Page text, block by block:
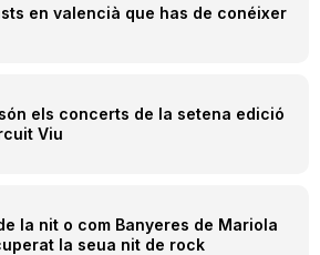
en valencià que has de conéixer
els concerts de la setena edició
Viu
la nit o com Banyeres de Mariola
la seua nit de rock